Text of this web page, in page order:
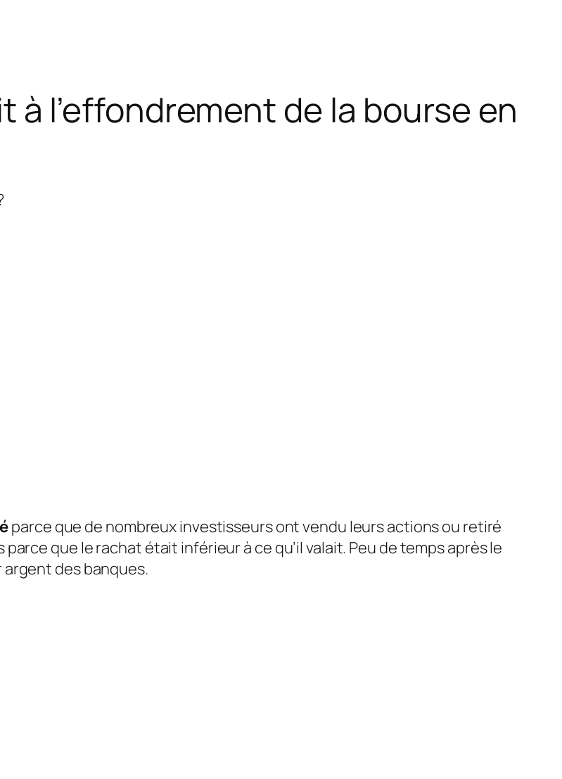
à l’effondrement de la bourse en
parce que de nombreux investisseurs ont vendu leurs actions ou retiré
que le rachat était inférieur à ce qu’il valait. Peu de temps après le
des banques.